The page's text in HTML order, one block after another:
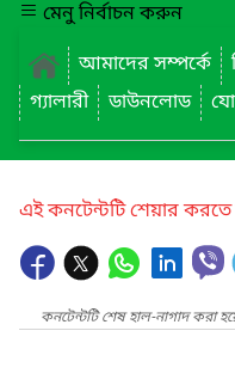
মেনু নির্বাচন করুন
আমাদের সম্পর্কে
গ্যালারী
ডাউনলোড
এই কনটেন্টটি শেয়ার
কনটেন্টটি শেষ হাল-নাগাদ করা